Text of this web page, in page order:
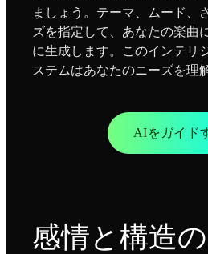
ましょう。テーマ、ムード、
ズを指定して、あなたの楽曲
に生成します。このインテリ
ステムはあなたのニーズを理
AIをガイド
感情と構造